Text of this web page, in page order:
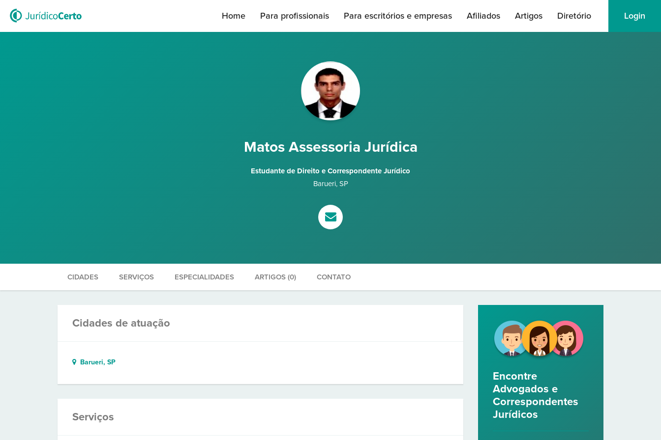
Home Para profissionais Para escritórios e empresas Afiliados Artigos Diretório Login
Matos Assessoria Jurídica
Estudante de Direito e Correspondente Jurídico
Barueri, SP
CIDADES SERVIÇOS ESPECIALIDADES ARTIGOS (0) CONTATO
Cidades de atuação
Barueri, SP
Serviços
Encontre
Advogados e
Correspondentes
Jurídicos